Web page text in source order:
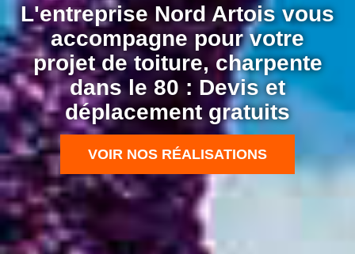
L'entreprise Nord Artois vous
accompagne pour votre
projet de toiture, charpente
dans le 80 : Devis et
déplacement gratuits
VOIR NOS RÉALISATIONS